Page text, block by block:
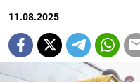
11.08.2025